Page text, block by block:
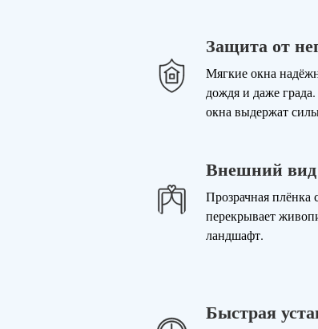
Защита от
Мягкие окна
дождя и даже
окна выдержат
Внешний вид
Прозрачная плёнка
перекрывает
ландшафт.
Быстрая